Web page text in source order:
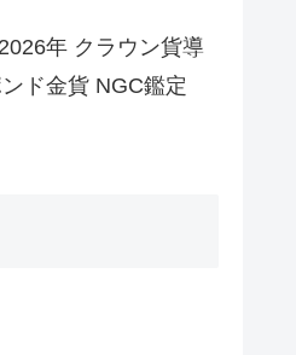
年 クラウン貨導
ド金貨 NGC鑑定